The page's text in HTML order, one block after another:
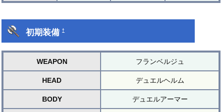
初期装備†
WEAPON フランベルジュ
HEAD デュエルヘルム
BODY デュエルアーマー